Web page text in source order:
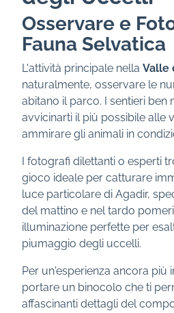
Osservare e
Fauna Selvatica
L'attività principale nella Valle
naturalmente, osservare le
abitano il parco. I sentieri
avvicinarti il più possibile alle
ammirare gli animali in
I fotografi dilettanti o esperti
gioco ideale per catturare
luce particolare di Agadir,
del mattino e nel tardo
illuminazione perfette per
piumaggio degli uccelli.
Per un'esperienza ancora più
portare un binocolo che ti
affascinanti dettagli del